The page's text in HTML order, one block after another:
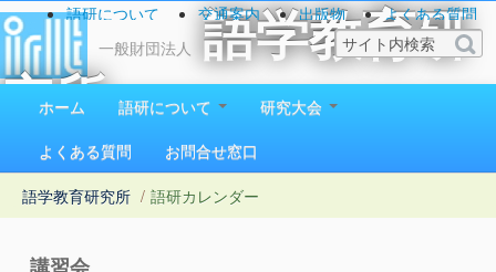
一般財団法人
語学教育研
究所
1923（大正12）年創立
語研について 交通案内 出版物
よくある質問
お問い合わせ
ホーム 語研について
研究大会
よくある質問
お問合せ窓口
語学教育研究所 / 語研カレンダー
講習会